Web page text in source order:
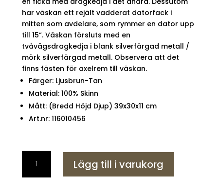
har väskan ett rejält vadderat datorfack i
mitten som avdelare, som rymmer en dator upp
till 15”. Väskan försluts med en
tvåvägsdragkedja i blank silverfärgad metall /
mörk silverfärgad metall. Observera att det
finns fästen för axelrem till väskan.
Färger: Ljusbrun-Tan
Material: 100% Skinn
Mått: (Bredd Höjd Djup) 39x30x11 cm
Art.nr: 116010456
Datorväska
Gelli
Lägg till i varukorg